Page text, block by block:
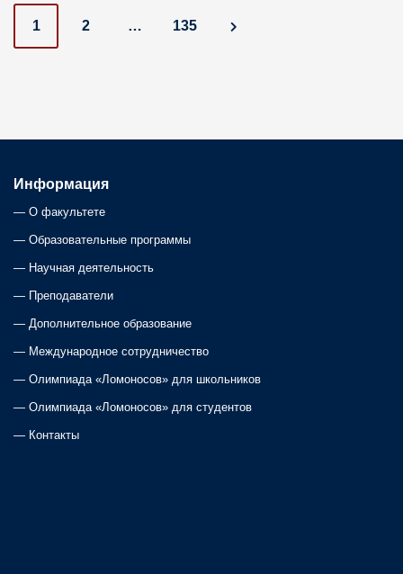
P
t
s
n
a
v
i
g
a
1 2 … 135
Информация
— О факультете
— Образовательные программы
— Научная деятельность
— Преподаватели
— Дополнительное образование
— Международное сотрудничество
— Олимпиада «Ломоносов» для школьников
— Олимпиада «Ломоносов» для студентов
— Контакты